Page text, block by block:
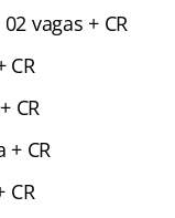
vagas + CR
CR
CR
CR
CR